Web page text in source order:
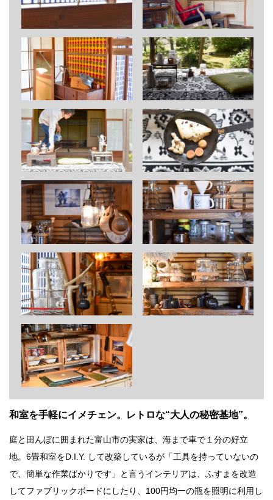
和室を手軽にイメチェン。レトロな“大人の秘密基地”。
庭と田んぼに囲まれた富山市の実家は、海まで車で１分の好立
地。6畳和室をD.I.Y. して改築しているが「工具を持っていないの
で、簡単な作業ばかりです」と言うインテリアは、ふすまを改造
してファブリックボードにしたり、100円均一の瓶を照明に利用し